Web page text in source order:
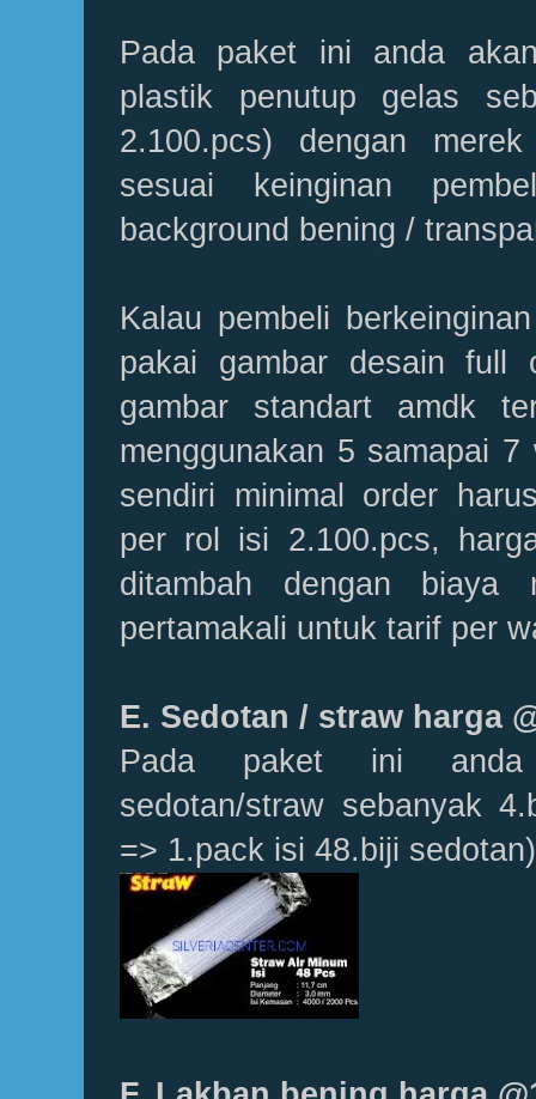
Pada paket ini anda
plastik penutup gelas
2.100.pcs) dengan
sesuai keinginan
background bening /
Kalau pembeli
pakai gambar desain full
gambar standart amdk
menggunakan 5 samapai
sendiri minimal order
per rol isi 2.100.pcs,
ditambah dengan biaya
pertamakali untuk tarif per
E. Sedotan / straw harga
Pada paket ini anda
sedotan/straw sebanyak
=> 1.pack isi 48.biji